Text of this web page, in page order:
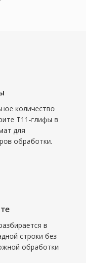
количество
T11-глифы в
для
обработки.
в
строки без
обработки